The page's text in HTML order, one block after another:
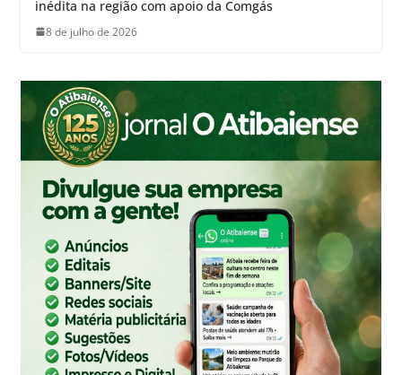
inédita na região com apoio da Comgás
8 de julho de 2026